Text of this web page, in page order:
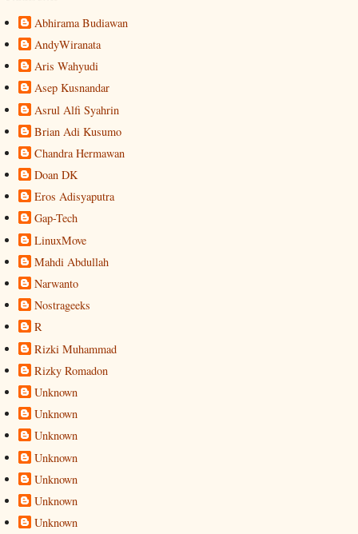
Abhirama Budiawan
AndyWiranata
Aris Wahyudi
Asep Kusnandar
Asrul Alfi Syahrin
Brian Adi Kusumo
Chandra Hermawan
Doan DK
Eros Adisyaputra
Gap-Tech
LinuxMove
Mahdi Abdullah
Narwanto
Nostrageeks
R
Rizki Muhammad
Rizky Romadon
Unknown
Unknown
Unknown
Unknown
Unknown
Unknown
Unknown